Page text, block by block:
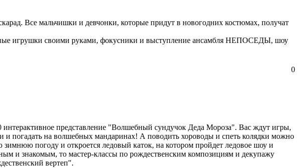
Все мальчишки и девчонки, которые придут в новогодних костюмах, получат
игрушки своими руками, фокусники и выступление ансамбля НЕПОСЕДЫ, шоу
0
интерактивное представление "Волшебный сундучок Деда Мороза". Вас ждут игры,
погадать на волшебных мандаринах! А поводить хороводы и спеть колядки можно
погоду и откроется ледовый каток, на котором пройдет ледовое шоу и
и знакомым, то мастер-классы по рождественским композициям и декупажу
вертеп".